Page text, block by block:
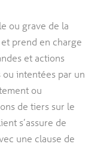
ou grave de la
prend en charge
et actions
intentées par un
ou
de tiers sur le
s’assure de
une clause de